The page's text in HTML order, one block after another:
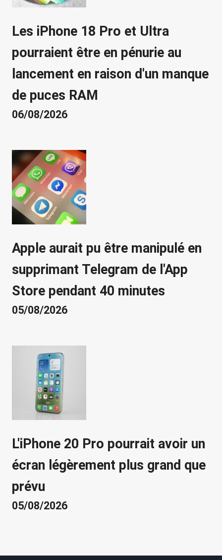
Les iPhone 18 Pro et Ultra
pourraient être en pénurie au
lancement en raison d'un manque
de puces RAM
06/08/2026
Apple aurait pu être manipulé en
supprimant Telegram de l'App
Store pendant 40 minutes
05/08/2026
L'iPhone 20 Pro pourrait avoir un
écran légèrement plus grand que
prévu
05/08/2026